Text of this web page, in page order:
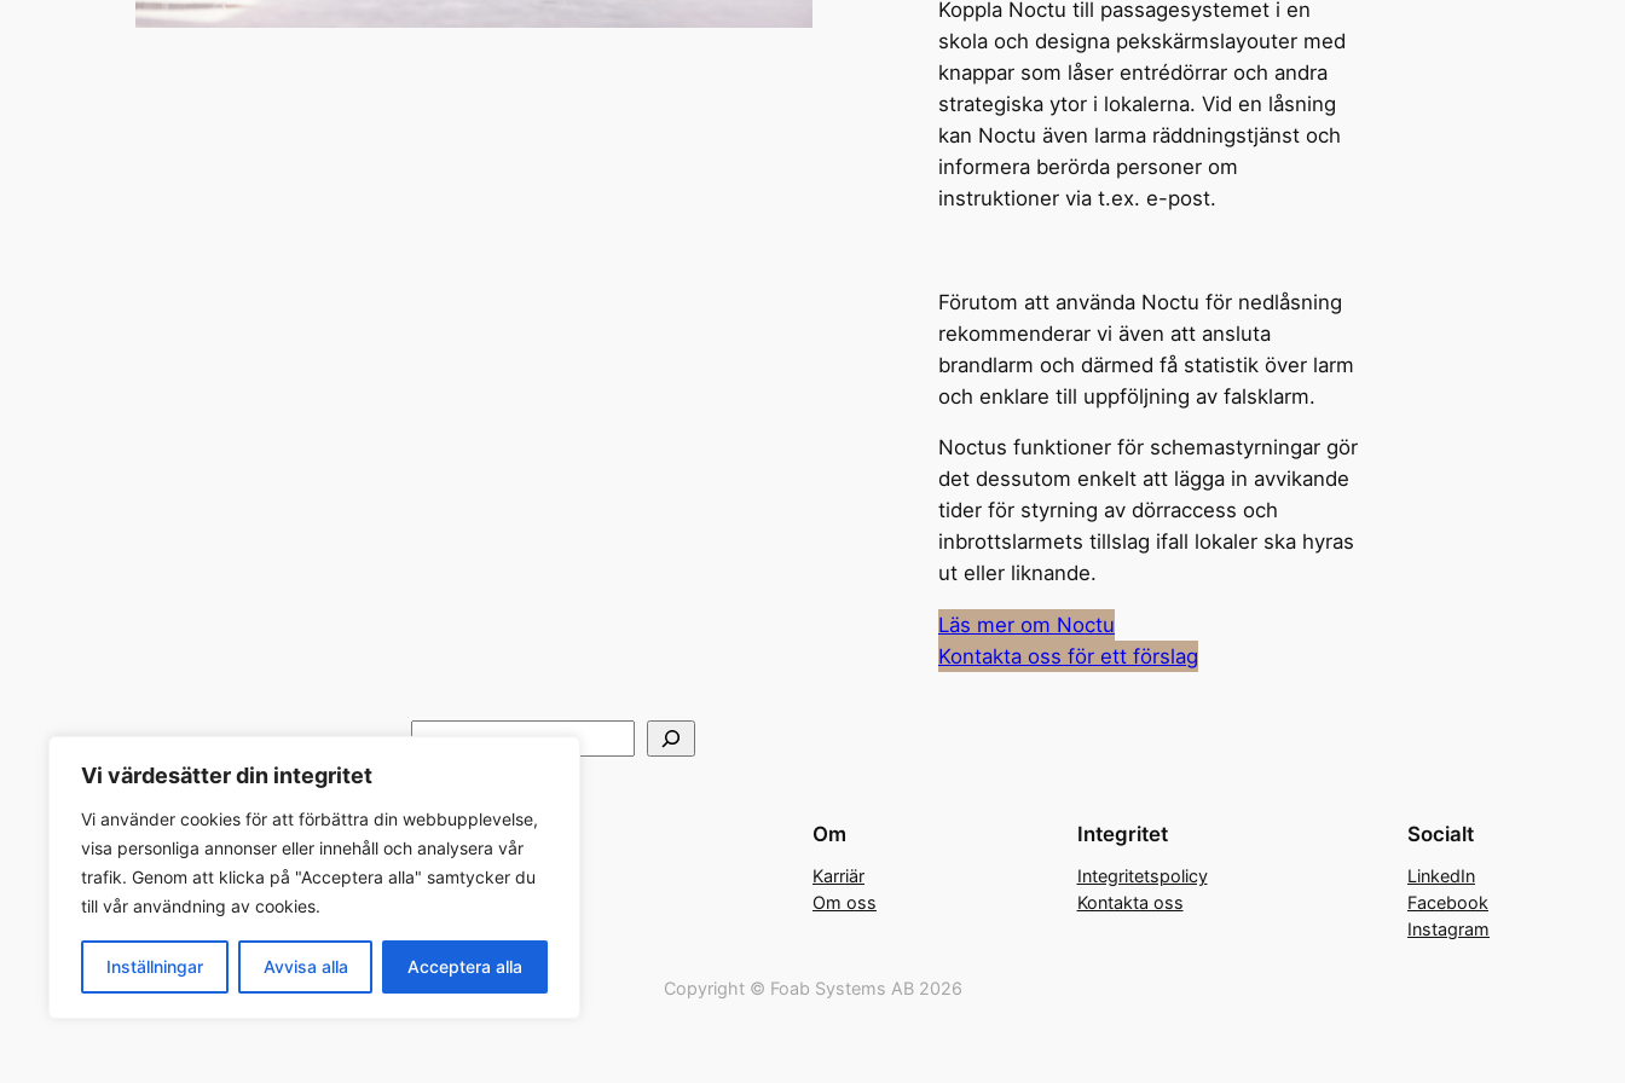
Vi värdesätter din integritet
Vi använder cookies för att förbättra din webbupplevelse,
visa personliga annonser eller innehåll och analysera vår
trafik. Genom att klicka på "Acceptera alla" samtycker du
till vår användning av cookies.
Inställningar Avvisa alla Acceptera alla
Koppla Noctu till passagesystemet i en
skola och designa pekskärmslayouter med
knappar som låser entrédörrar och andra
strategiska ytor i lokalerna. Vid en låsning
kan Noctu även larma räddningstjänst och
informera berörda personer om
instruktioner via t.ex. e-post.
Förutom att använda Noctu för nedlåsning
rekommenderar vi även att ansluta
brandlarm och därmed få statistik över larm
och enklare till uppföljning av falsklarm.
Noctus funktioner för schemastyrningar gör
det dessutom enkelt att lägga in avvikande
tider för styrning av dörraccess och
inbrottslarmets tillslag ifall lokaler ska hyras
ut eller liknande.
Läs mer om Noctu
Kontakta oss för ett förslag
Foab Systems AB
Om
Karriär
Om oss
Integritet
Integritetspolicy
Kontakta oss
Socialt
LinkedIn
Facebook
Instagram
Copyright © Foab Systems AB 2026